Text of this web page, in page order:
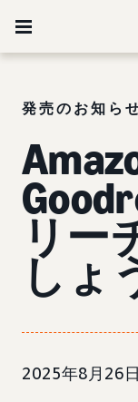
発売のお知ら
リー
しょ
2025年8月26日